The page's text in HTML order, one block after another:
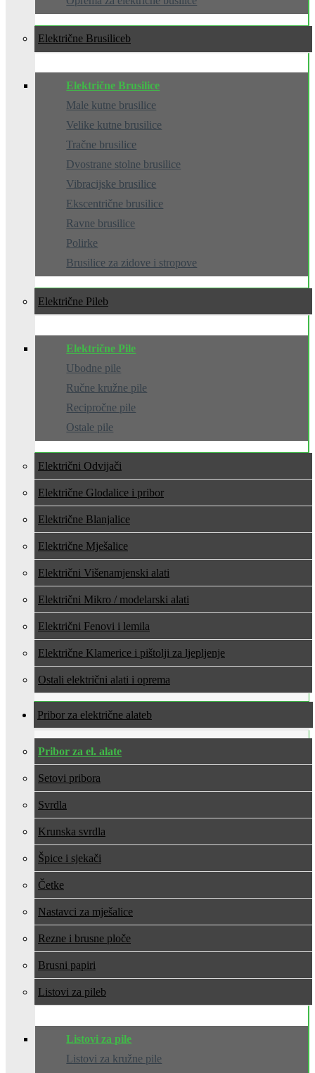
Električne Brusilice
Električne Brusilice
Male kutne brusilice
Velike kutne brusilice
Tračne brusilice
Dvostrane stolne brusilice
Vibracijske brusilice
Ekscentrične brusilice
Ravne brusilice
Polirke
Brusilice za zidove i stropove
Električne Pile
Električne Pile
Ubodne pile
Ručne kružne pile
Recipročne pile
Ostale pile
Električni Odvijači
Električne Glodalice i pribor
Električne Blanjalice
Električne Mješalice
Električni Višenamjenski alati
Električni Mikro / modelarski alati
Električni Fenovi i lemila
Električne Klamerice i pištolji za ljepljenje
Ostali električni alati i oprema
Pribor za električne alate
Pribor za el. alate
Setovi pribora
Svrdla
Krunska svrdla
Špice i sjekači
Četke
Nastavci za mješalice
Rezne i brusne ploče
Brusni papiri
Listovi za pile
Listovi za pile
Listovi za kružne pile